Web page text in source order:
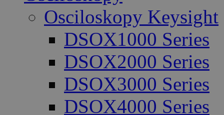
Osciloskopy Keysight
DSOX1000 Series
DSOX2000 Series
DSOX3000 Series
DSOX4000 Series